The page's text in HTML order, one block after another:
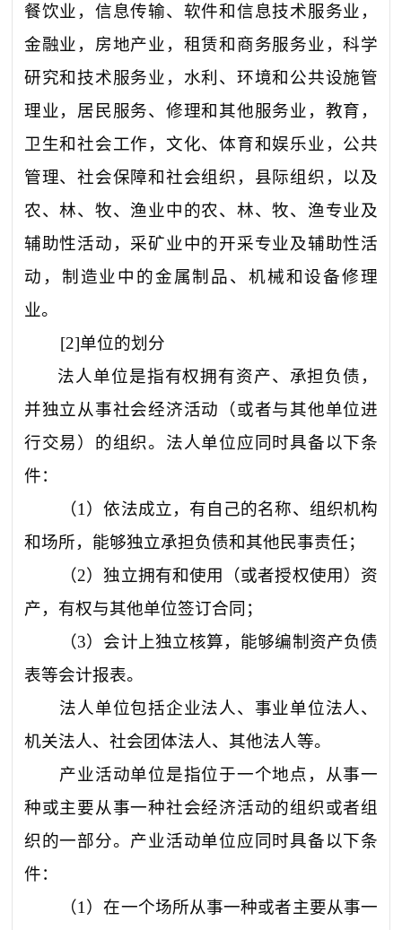
餐饮业，信息传输、软件和信息技术服务业，
金融业，房地产业，租赁和商务服务业，科学
研究和技术服务业，水利、环境和公共设施管
理业，居民服务、修理和其他服务业，教育，
卫生和社会工作，文化、体育和娱乐业，公共
管理、社会保障和社会组织，县际组织，以及
农、林、牧、渔业中的农、林、牧、渔专业及
辅助性活动，采矿业中的开采专业及辅助性活
动，制造业中的金属制品、机械和设备修理
业。
[2]单位的划分
法人单位是指有权拥有资产、承担负债，
并独立从事社会经济活动（或者与其他单位进
行交易）的组织。法人单位应同时具备以下条
件：
（1 ）依法成立，有自己的名称、组织机构
和场所，能够独立承担负债和其他民事责任；
（2）独立拥有和使用（或者授权使用）资
产，有权与其他单位签订合同；
（3）会计上独立核算，能够编制资产负债
表等会计报表。
法人单位包括企业法人、事业单位法人、
机关法人、社会团体法人、其他法人等。
产业活动单位是指位于一个地点，从事一
种或主要从事一种社会经济活动的组织或者组
织的一部分。产业活动单位应同时具备以下条
件：
（1 ）在一个场所从事一种或者主要从事一